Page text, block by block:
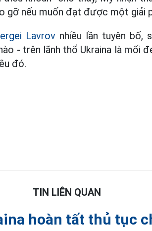
gỡ nếu muốn đạt được một giải
Lavrov nhiều lần tuyên bố,
- trên lãnh thổ Ukraina là mối
đó.
TIN LIÊN QUAN
hoàn tất thủ tục